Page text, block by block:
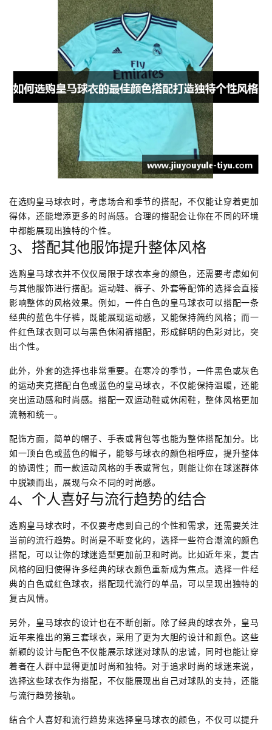
在选购皇马球衣时，考虑场合和季节的搭配，不仅能让穿着更加
得体，还能增添更多的时尚感。合理的搭配会让你在不同的环境
中都能展现出独特的个性。
3、搭配其他服饰提升整体风格
选购皇马球衣并不仅仅局限于球衣本身的颜色，还需要考虑如何
与其他服饰进行搭配。运动鞋、裤子、外套等配饰的选择会直接
影响整体的风格效果。例如，一件白色的皇马球衣可以搭配一条
经典的蓝色牛仔裤，既能展现运动感，又能保持简约风格；而一
件红色球衣则可以与黑色休闲裤搭配，形成鲜明的色彩对比，突
出个性。
此外，外套的选择也非常重要。在寒冷的季节，一件黑色或灰色
的运动夹克搭配白色或蓝色的皇马球衣，不仅能保持温暖，还能
突出运动感和时尚感。搭配一双运动鞋或休闲鞋，整体风格更加
流畅和统一。
配饰方面，简单的帽子、手表或背包等也能为整体搭配加分。比
如一顶白色或蓝色的帽子，能够与球衣的颜色相呼应，提升整体
的协调性；而一款运动风格的手表或背包，则能让你在球迷群体
中脱颖而出，展现与众不同的时尚感。
4、个人喜好与流行趋势的结合
选购皇马球衣时，不仅要考虑到自己的个性和需求，还需要关注
当前的流行趋势。时尚是不断变化的，选择一些符合潮流的颜色
搭配，可以让你的球迷造型更加前卫和时尚。比如近年来，复古
风格的回归使得许多经典的球衣颜色重新成为焦点。选择一件经
典的白色或红色球衣，搭配现代流行的单品，可以呈现出独特的
复古风情。
另外，皇马球衣的设计也在不断创新。除了经典的球衣外，皇马
近年来推出的第三套球衣，采用了更为大胆的设计和颜色。这些
新颖的设计与配色不仅能展示球迷对球队的忠诚，同时也能让穿
着者在人群中显得更加时尚和独特。对于追求时尚的球迷来说，
选择这些球衣作为搭配，不仅能展现出自己对球队的支持，还能
与流行趋势接轨。
结合个人喜好和流行趋势来选择皇马球衣的颜色，不仅可以提升